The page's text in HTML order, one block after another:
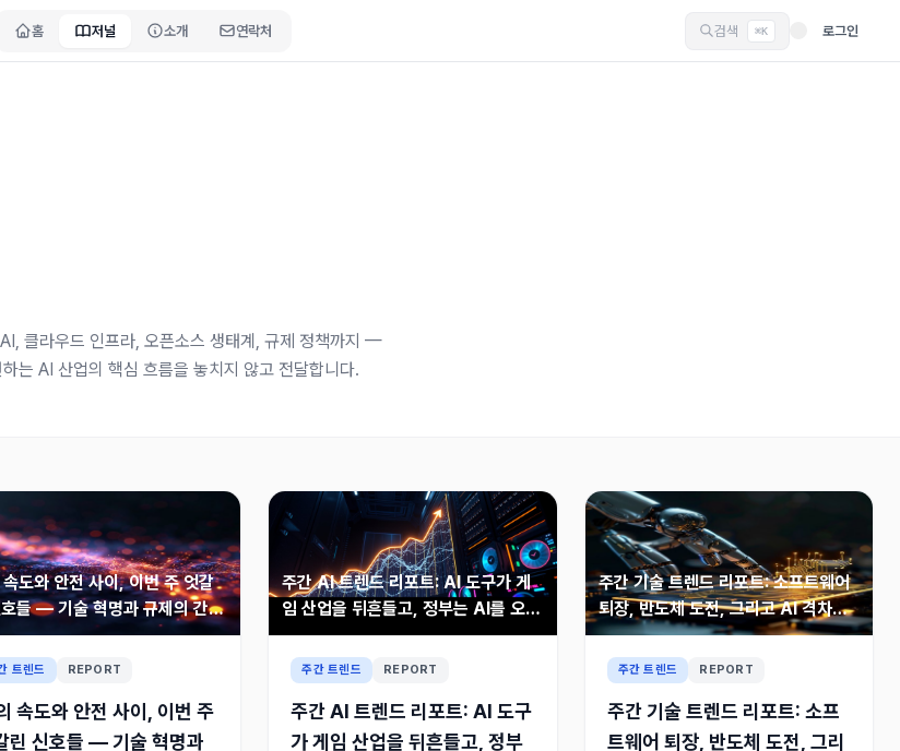
홈 저널 소개 연락처 검색 ⌘K 로그인
클라우드 인프라, 오픈소스 생태계, 규제 정책까지 —
는 AI 산업의 핵심 흐름을 놓치지 않고 전달합니다.
도와 안전 사이, 이번 주 엇갈
들 — 기술 혁명과 규제의 간극
트렌드 REPORT
속도와 안전 사이, 이번 주
린 신호들 — 기술 혁명과
주간 AI 트렌드 리포트: AI 도구가 게
임 산업을 뒤흔들고, 정부는 AI를 오용
하고 있다
주간 트렌드 REPORT
주간 AI 트렌드 리포트: AI 도구
가 게임 산업을 뒤흔들고, 정부
주간 기술 트렌드 리포트: 소프트웨어
퇴장, 반도체 도전, 그리고 AI 격차의
민낯
주간 트렌드 REPORT
주간 기술 트렌드 리포트: 소프
트웨어 퇴장, 반도체 도전, 그리